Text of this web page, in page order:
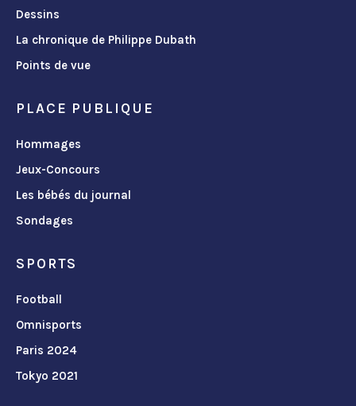
Dessins
La chronique de Philippe Dubath
Points de vue
PLACE PUBLIQUE
Hommages
Jeux-Concours
Les bébés du journal
Sondages
SPORTS
Football
Omnisports
Paris 2024
Tokyo 2021